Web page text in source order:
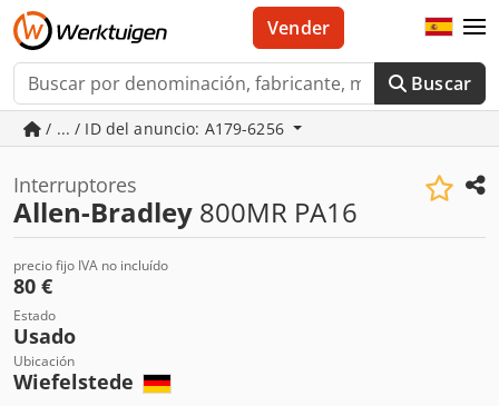
Buscar
Vender
/ ... / ID del anuncio: A179-6256
Interruptores
Allen-Bradley 800MR PA16
precio fijo IVA no incluído
80 €
Estado
Usado
Ubicación
Wiefelstede